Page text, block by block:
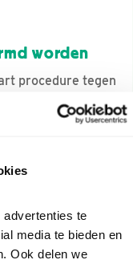
te
media te bieden en
Ook delen we
worden
procedure tegen